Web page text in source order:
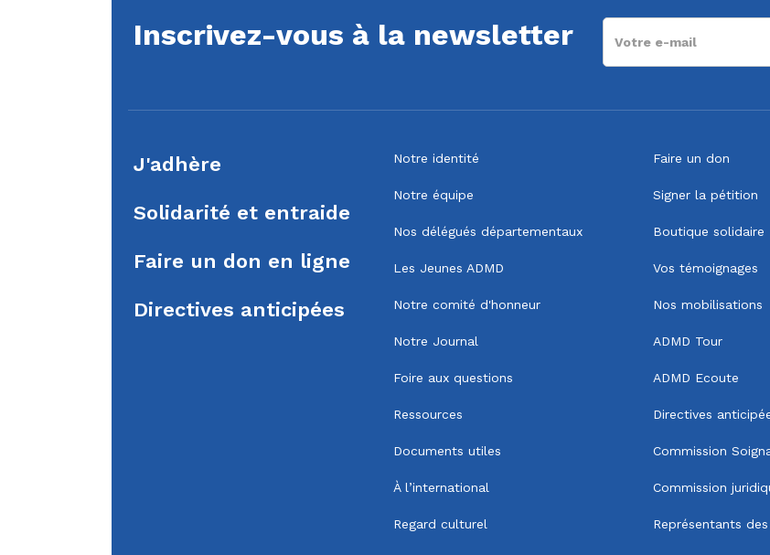
Inscrivez-vous à la newsletter
J'adhère
Solidarité et entraide
Faire un don en ligne
Directives anticipées
Notre identité
Notre équipe
Nos délégués départementaux
Les Jeunes ADMD
Notre comité d'honneur
Notre Journal
Foire aux questions
Ressources
Documents utiles
À l’international
Regard culturel
Faire un don
Signer la pétition
Boutique solidaire
Vos témoignages
Nos mobilisations
ADMD Tour
ADMD Ecoute
Directives
Commission
Commission
Représentants